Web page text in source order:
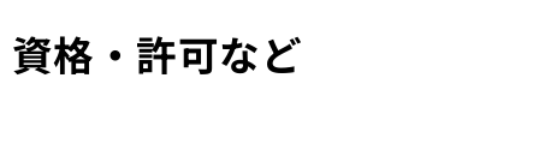
資格・許可など